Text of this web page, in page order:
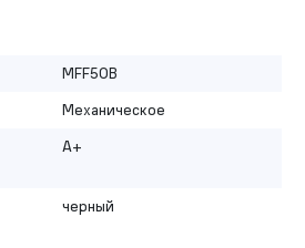
MFF50B
Механическое
A+
черный